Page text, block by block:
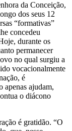
da Conceição,
dos seus 12
“formativas”
concedeu
durante os
permanecer
no qual surgiu a
vocacionalmente
é
apenas ajudam,
o diácono
é gratidão. “O